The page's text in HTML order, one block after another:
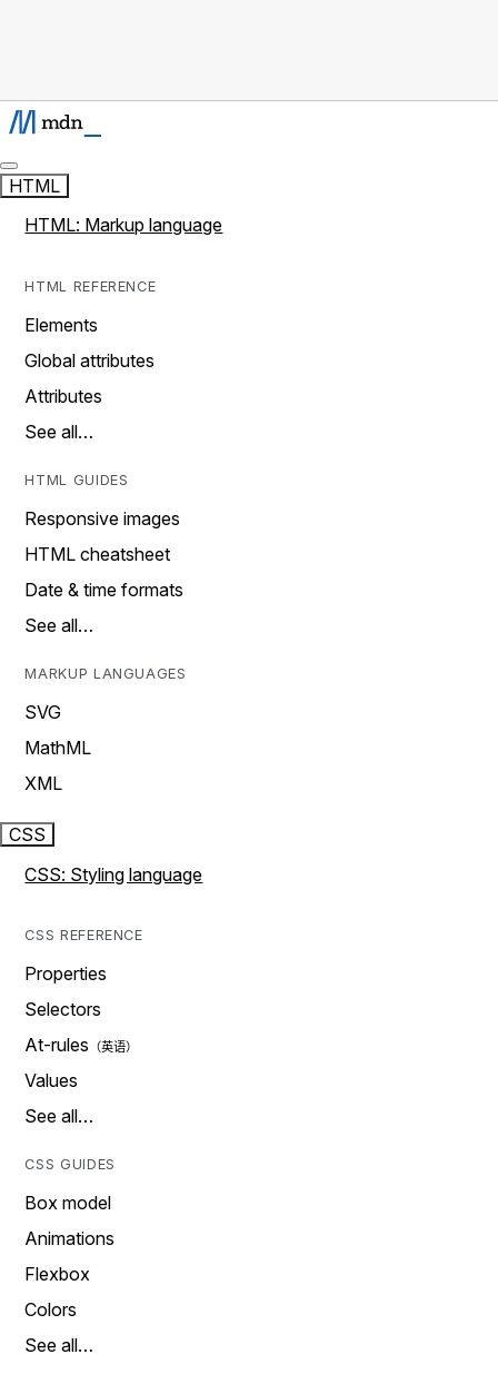
HTML
HTML: Markup language
HTML REFERENCE
Elements
Global attributes
Attributes
See all…
HTML GUIDES
Responsive images
HTML cheatsheet
Date & time formats
See all…
MARKUP LANGUAGES
SVG
MathML
XML
CSS
CSS: Styling language
CSS REFERENCE
Properties
Selectors
At-rules
Values
See all…
CSS GUIDES
Box model
Animations
Flexbox
Colors
See all…